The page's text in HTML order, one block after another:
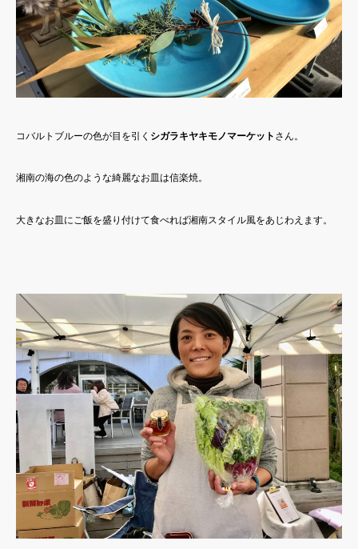
コバルトブルーの色が目を引く シガラキヤキモノマーケットさん。
湘南の海の色のような綺麗なお皿は信楽焼。
大きなお皿にご飯を盛り付けて食べれば湘南スタイル風をあじわえます。